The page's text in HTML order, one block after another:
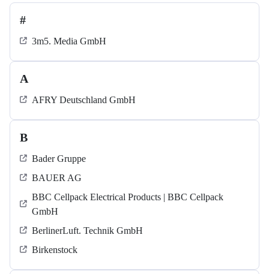
#
3m5. Media GmbH
A
AFRY Deutschland GmbH
B
Bader Gruppe
BAUER AG
BBC Cellpack Electrical Products | BBC Cellpack
GmbH
BerlinerLuft. Technik GmbH
Birkenstock